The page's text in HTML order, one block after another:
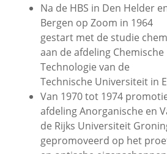
Na de HBS in Den Helder
Bergen op Zoom in 1964
gestart met de studie
aan de afdeling Chemische
Technologie van de
Technische Universiteit in
Van 1970 tot 1974
afdeling Anorganische en
de Rijks Universiteit
gepromoveerd op het